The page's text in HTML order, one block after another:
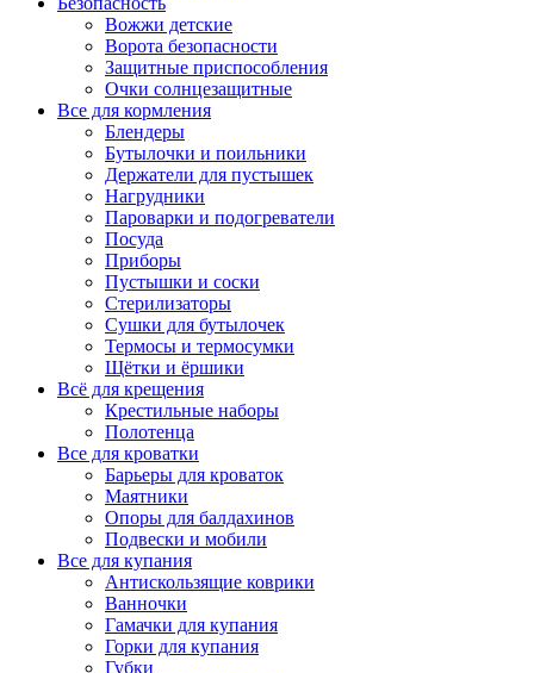
Вожжи детские
Ворота безопасности
Защитные приспособления
Очки солнцезащитные
Все для кормления
Блендеры
Бутылочки и поильники
Держатели для пустышек
Нагрудники
Пароварки и подогреватели
Посуда
Приборы
Пустышки и соски
Стерилизаторы
Сушки для бутылочек
Термосы и термосумки
Щётки и ёршики
Всё для крещения
Крестильные наборы
Полотенца
Все для кроватки
Барьеры для кроваток
Маятники
Опоры для балдахинов
Подвески и мобили
Все для купания
Антискользящие коврики
Ванночки
Гамачки для купания
Горки для купания
Губки